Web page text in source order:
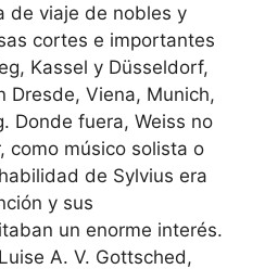
de viaje de nobles y
cortes e importantes
Kassel y Düsseldorf,
Dresde, Viena, Munich,
Donde fuera, Weiss no
como músico solista o
de Sylvius era
y sus
un enorme interés.
A. V. Gottsched,